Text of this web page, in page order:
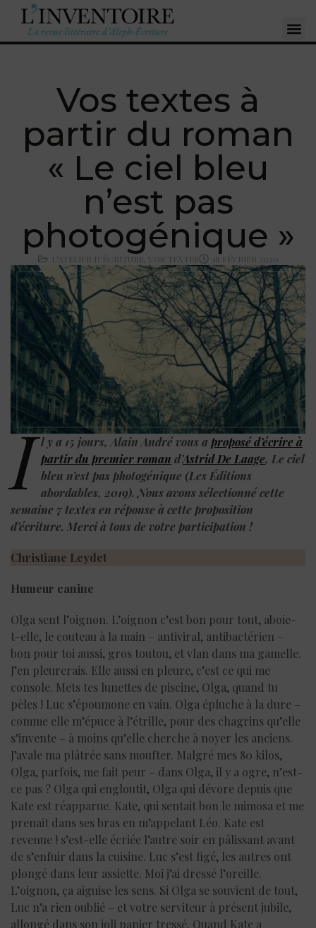
Vos textes à
partir du roman
« Le ciel bleu
n’est pas
photogénique »
L'ATELIER D'ÉCRITURE VOS TEXTES 18 FÉVRIER 2020
I l y a 15 jours, Alain André vous a proposé d’écrire à
partir du premier roman d’Astrid De Laage, Le ciel
bleu n’est pas photogénique (Les Éditions
abordables, 2019). Nous avons sélectionné cette
semaine 7 textes en réponse à cette proposition
d’écriture. Merci à tous de votre participation !
Christiane Leydet
Humeur canine
Olga sent l’oignon. L’oignon c’est bon pour tout, aboie-
t-elle, le couteau à la main – antiviral, antibactérien –
bon pour toi aussi, gros toutou, et vlan dans ma gamelle.
J’en pleurerais. Elle aussi en pleure, c’est ce qui me
console. Mets tes lunettes de piscine, Olga, quand tu
pèles ! Luc s’époumone en vain. Olga épluche à la dure –
comme elle m’épuce à l’étrille, pour des chagrins qu’elle
s’invente – à moins qu’elle cherche à noyer les anciens.
J’avale ma plâtrée sans moufter. Malgré mes 80 kilos,
Olga, parfois, me fait peur – dans Olga, il y a ogre, n’est-
ce pas ? Olga qui engloutit, Olga qui dévore depuis que
Kate est réapparue. Kate, qui sentait bon le mimosa et me
prenait dans ses bras en m’appelant Léo. Kate est
revenue ! s’est-elle écriée l’autre soir en pâlissant avant
de s’enfuir dans la cuisine. Luc s’est figé, les autres ont
plongé dans leur assiette. Moi j’ai dressé l’oreille.
L’oignon, ça aiguise les sens. Si Olga se souvient de tout,
Luc n’a rien oublié – et votre serviteur à présent jubile,
allongé dans son joli panier tressé. Quand Kate a